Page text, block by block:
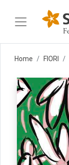
Home FIORI